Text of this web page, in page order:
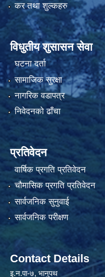
कर तथा शुल्कहरु
विधुतीय शुसासन सेवा
घटना दर्ता
सामाजिक सुरक्षा
नागरिक वडापत्र
निवेदनको ढाँचा
प्रतिवेदन
वार्षिक प्रगति प्रतिवेदन
चौमासिक प्रगति प्रतिवेदन
सार्वजनिक सुनुवाई
सार्वजनिक परीक्षण
Contact Details
इ.न.पा-७, भानुपथ